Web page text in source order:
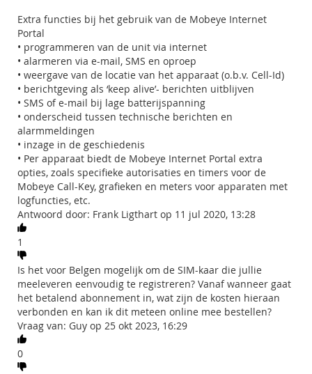
Extra functies bij het gebruik van de Mobeye Internet
Portal
• programmeren van de unit via internet
• alarmeren via e-mail, SMS en oproep
• weergave van de locatie van het apparaat (o.b.v. Cell-Id)
• berichtgeving als ‘keep alive’- berichten uitblijven
• SMS of e-mail bij lage batterijspanning
• onderscheid tussen technische berichten en
alarmmeldingen
• inzage in de geschiedenis
• Per apparaat biedt de Mobeye Internet Portal extra
opties, zoals specifieke autorisaties en timers voor de
Mobeye Call-Key, grafieken en meters voor apparaten met
logfuncties, etc.
Antwoord door: Frank Ligthart op 11 jul 2020, 13:28
1
Is het voor Belgen mogelijk om de SIM-kaar die jullie
meeleveren eenvoudig te registreren? Vanaf wanneer gaat
het betalend abonnement in, wat zijn de kosten hieraan
verbonden en kan ik dit meteen online mee bestellen?
Vraag van: Guy op 25 okt 2023, 16:29
0